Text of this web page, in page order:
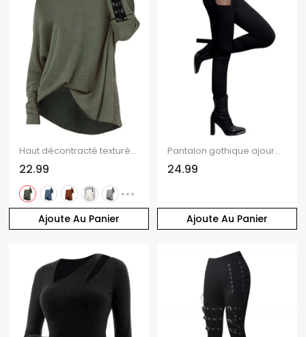
Ajoute Au Panier
Haut décontracté texturé de couleur unie à manches longues et col incliné
22.99
Ajoute Au Panier
Pantalon gothique ajouré de couleur unie avec boucle carrée et taille haute, pantalon long skinny
24.99